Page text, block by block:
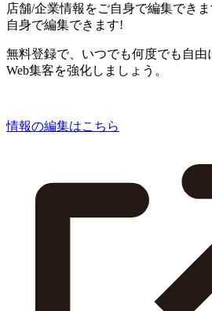
店舗/企業情報をご自身で編集でき
自身で編集できます!
無料登録で、いつでも何度でも自由
Web集客を強化しましょう。
情報の編集はこちら